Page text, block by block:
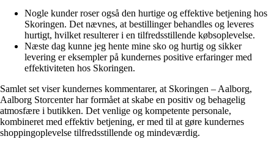
Nogle kunder roser også den hurtige og effektive betjening hos
Skoringen. Det nævnes, at bestillinger behandles og leveres
hurtigt, hvilket resulterer i en tilfredsstillende købsoplevelse.
Næste dag kunne jeg hente mine sko og hurtig og sikker
levering er eksempler på kundernes positive erfaringer med
effektiviteten hos Skoringen.
Samlet set viser kundernes kommentarer, at Skoringen – Aalborg,
Aalborg Storcenter har formået at skabe en positiv og behagelig
atmosfære i butikken. Det venlige og kompetente personale,
kombineret med effektiv betjening, er med til at gøre kundernes
shoppingoplevelse tilfredsstillende og mindeværdig.